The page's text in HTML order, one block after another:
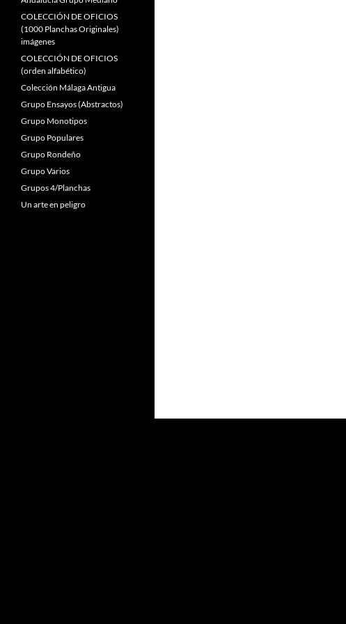
COLECCIÓN DE OFICIOS
(1000 Planchas Originales)
imágenes
COLECCIÓN DE OFICIOS
(orden alfabético)
Colección Málaga Antigua
Grupo Ensayos (Abstractos)
Grupo Monotipos
Grupo Populares
Grupo Rondeño
Grupo Varios
Grupos 4/Planchas
Un arte en peligro